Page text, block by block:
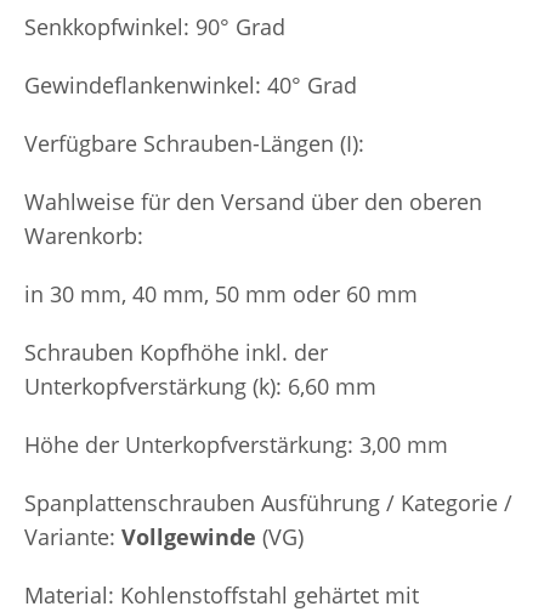
Senkkopfwinkel: 90° Grad
Gewindeflankenwinkel: 40° Grad
Verfügbare Schrauben-Längen (I):
Wahlweise für den Versand über den oberen
Warenkorb:
in 30 mm, 40 mm, 50 mm oder 60 mm
Schrauben Kopfhöhe inkl. der
Unterkopfverstärkung (k): 6,60 mm
Höhe der Unterkopfverstärkung: 3,00 mm
Spanplattenschrauben Ausführung / Kategorie /
Variante: Vollgewinde (VG)
Material: Kohlenstoffstahl gehärtet mit